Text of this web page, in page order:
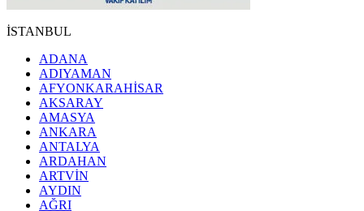
İSTANBUL
ADANA
ADIYAMAN
AFYONKARAHİSAR
AKSARAY
AMASYA
ANKARA
ANTALYA
ARDAHAN
ARTVİN
AYDIN
AĞRI